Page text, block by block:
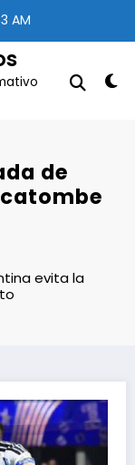
AM
de
evita la